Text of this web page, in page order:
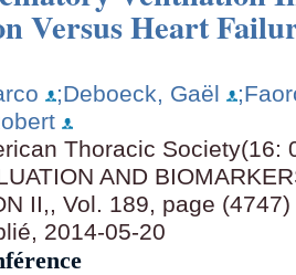
Versus Heart
;Deboeck, Gaël
Thoracic Society(16:
AND
II,, Vol. 189, page (4747)
2014-05-20